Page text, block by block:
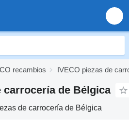
recambios IVECO piezas de
carrocería de Bélgica
de carrocería de Bélgica